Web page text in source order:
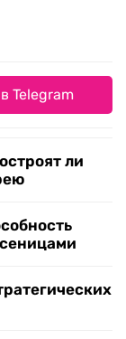
Telegram
ли